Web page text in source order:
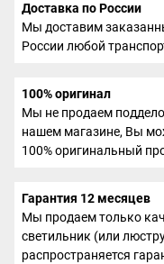
Доставка по России
Мы доставим
России любой
100% оригинал
Мы не продаем
нашем магазине, Вы
100% оригинальный
Гарантия 12 месяцев
Мы продаем только
светильник (или
распространяется